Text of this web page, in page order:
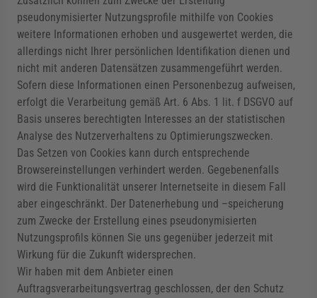
pseudonymisierter Nutzungsprofile mithilfe von Cookies
weitere Informationen erhoben und ausgewertet werden, die
allerdings nicht Ihrer persönlichen Identifikation dienen und
nicht mit anderen Datensätzen zusammengeführt werden.
Sofern diese Informationen einen Personenbezug aufweisen,
erfolgt die Verarbeitung gemäß Art. 6 Abs. 1 lit. f DSGVO auf
Basis unseres berechtigten Interesses an der statistischen
Analyse des Nutzerverhaltens zu Optimierungszwecken.
Das Setzen von Cookies kann durch entsprechende
Browsereinstellungen verhindert werden. Gegebenenfalls
wird die Funktionalität unserer Internetseite in diesem Fall
aber eingeschränkt. Der Datenerhebung und –speicherung
zum Zwecke der Erstellung eines pseudonymisierten
Nutzungsprofils können Sie uns gegenüber jederzeit mit
Wirkung für die Zukunft widersprechen.
Wir haben mit dem Anbieter einen
Auftragsverarbeitungsvertrag geschlossen, der den Schutz